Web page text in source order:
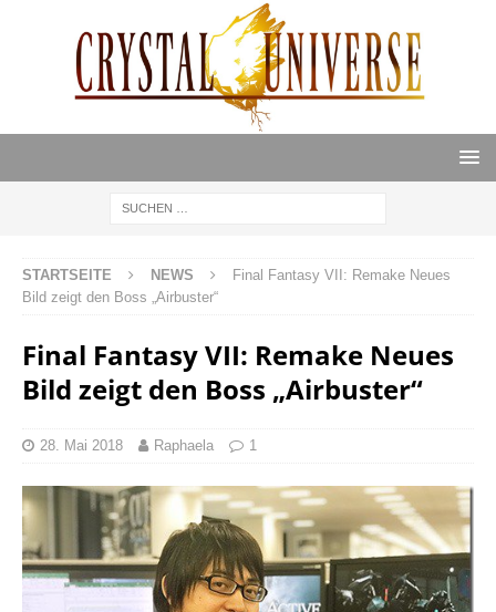
STARTSEITE NEWS
Final Fantasy VII: Remake Neues
Bild zeigt den Boss „Airbuster“
Final Fantasy VII: Remake Neues
Bild zeigt den Boss „Airbuster“
28. Mai 2018 Raphaela 1